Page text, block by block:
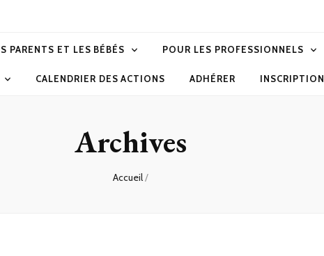
PARENTS ET LES BÉBÉS POUR LES PROFESSIONNELS
CALENDRIER DES ACTIONS ADHÉRER INSCRIPTION
Archives
Accueil/